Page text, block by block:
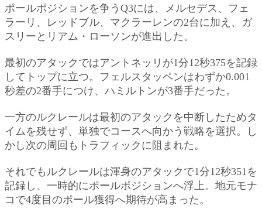
ポールポジションを争うQ3には、メルセデス、フェ
ラーリ、レッドブル、マクラーレンの2台に加え、ガ
スリーとリアム・ローソンが進出した。
最初のアタックではアントネッリが1分12秒375を記録
してトップに立つ。フェルスタッペンはわずか0.001
秒差の2番手につけ、ハミルトンが3番手だった。
一方のルクレールは最初のアタックを中断したためタ
イムを残せず、単独でコースへ向かう戦略を選択。し
かし次の周回もトラフィックに阻まれた。
それでもルクレールは渾身のアタックで1分12秒351を
記録し、一時的にポールポジションへ浮上。地元モナ
コで4度目のポール獲得へ期待が高まった。